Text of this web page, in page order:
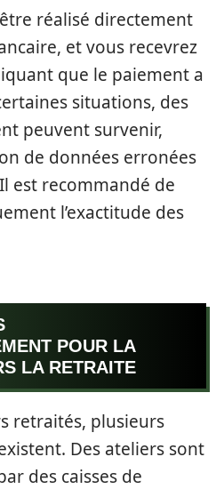
réalisé directement
et vous recevrez
que le paiement a
situations, des
peuvent survenir,
de données erronées
est recommandé de
l’exactitude des
POUR LA
LA RETRAITE
retraités, plusieurs
Des ateliers sont
des caisses de